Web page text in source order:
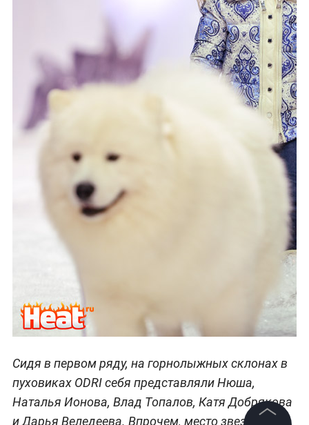
Сидя в первом ряду, на горнолыжных склонах в
пуховиках ODRI себя представляли Нюша,
Наталья Ионова, Влад Топалов, Катя Добрякова
и Дарья Веледеева. Впрочем, место звездам